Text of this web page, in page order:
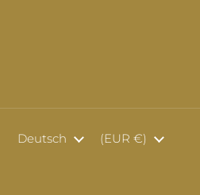
Sprache
Deutsch Land/Region
(EUR €)